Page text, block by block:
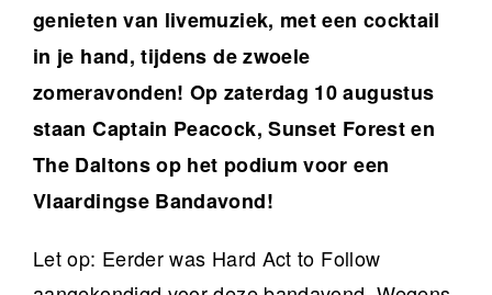
genieten van livemuziek, met een cocktail
in je hand, tijdens de zwoele
zomeravonden! Op zaterdag 10 augustus
staan Captain Peacock, Sunset Forest en
The Daltons op het podium voor een
Vlaardingse Bandavond!
Let op: Eerder was Hard Act to Follow